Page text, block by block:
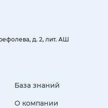
д. 2, лит. АШ
База знаний
О компании